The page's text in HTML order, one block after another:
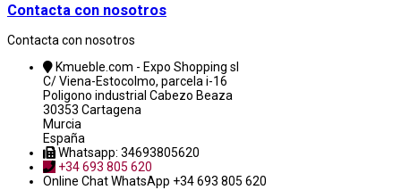
Contacta con nosotros
Contacta con nosotros
Kmueble.com - Expo Shopping sl
C/ Viena-Estocolmo, parcela i-16
Poligono industrial Cabezo Beaza
30353 Cartagena
Murcia
España
Whatsapp: 34693805620
+34 693 805 620
Online ChatWhatsApp +34 693 805 620